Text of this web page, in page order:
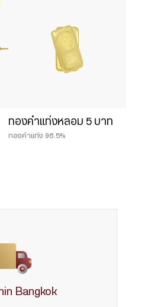
ทองคำแท่งหลอม 5 บาท
ทองคำแท่ง 96.5%
Bangkok